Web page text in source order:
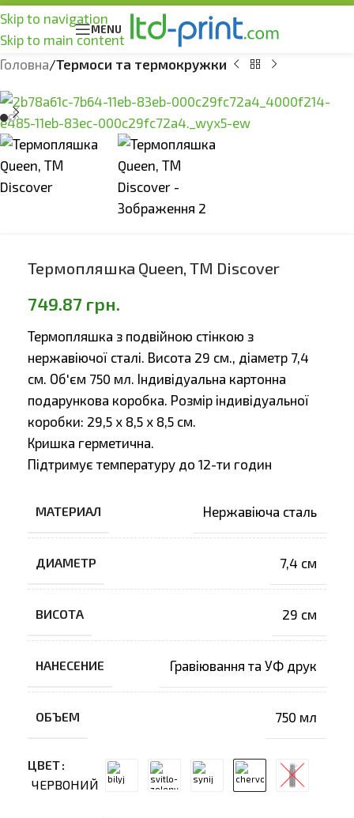
Skip to navigation
Skip to main content
MENU
Головна Термоси та термокружки
Термопляшка Queen, ТМ Discover
749.87 грн.
Термопляшка з подвійною стінкою з
нержавіючої сталі. Висота 29 см., діаметр 7,4
см. Об'єм 750 мл. Індивідуальна картонна
подарункова коробка. Розмір індивідуальної
коробки: 29,5 х 8,5 х 8,5 см.
Кришка герметична.
Підтримує температуру до 12-ти годин
МАТЕРИАЛ Нержавіюча сталь
ДИАМЕТР 7,4 см
ВИСОТА 29 см
НАНЕСЕНИЕ Гравіювання та УФ друк
ОБЪЕМ 750 мл
ЦВЕТ
ЧЕРВОНИЙ